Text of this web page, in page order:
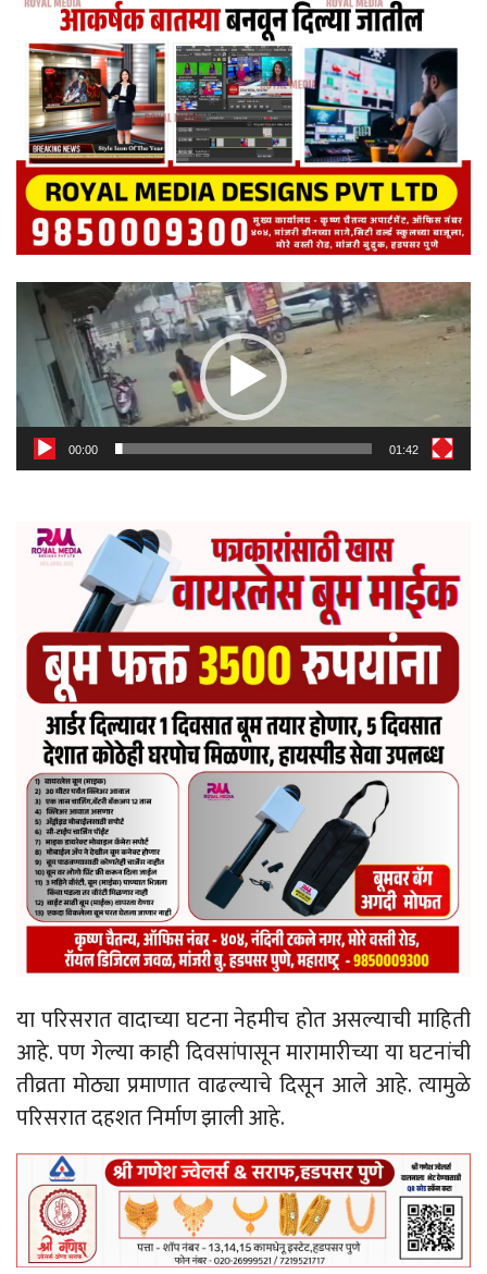
Video
Player
00:00 01:42
या परिसरात वादाच्या घटना नेहमीच होत असल्याची माहिती
आहे. पण गेल्या काही दिवसांपासून मारामारीच्या या घटनांची
तीव्रता मोठ्या प्रमाणात वाढल्याचे दिसून आले आहे. त्यामुळे
परिसरात दहशत निर्माण झाली आहे.